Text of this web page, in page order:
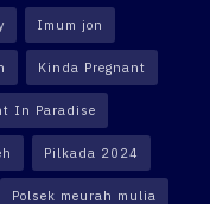
Imum jon
Kinda Pregnant
In Paradise
Pilkada 2024
Polsek meurah mulia